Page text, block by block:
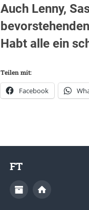
Auch Lenny,
Habt alle ein
Teilen mit:
Facebook
FT